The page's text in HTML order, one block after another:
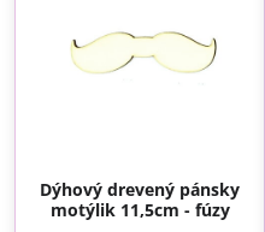
Dýhový drevený pánsky
motýlik 11,5cm - fúzy